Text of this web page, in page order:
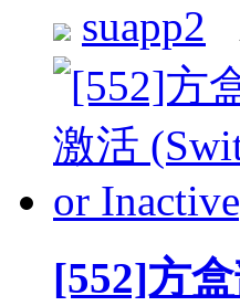
suapp2
[552]方